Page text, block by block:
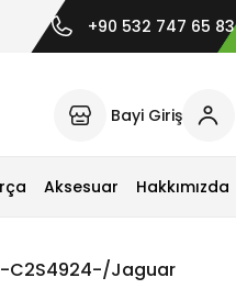
+90 532 747 65 83
Bayi Giriş
Aksesuar Hakkımızda
C2S4924-/Jaguar